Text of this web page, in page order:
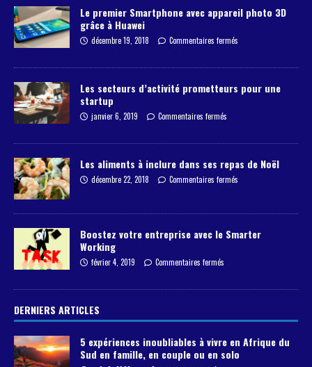
Le premier Smartphone avec appareil photo 3D
grâce à Huawei
décembre 19, 2018 Commentaires fermés
Les secteurs d’activité prometteurs pour une
startup
janvier 6, 2019 Commentaires fermés
Les aliments à inclure dans ses repas de Noël
décembre 22, 2018 Commentaires fermés
Boostez votre entreprise avec le Smarter
Working
février 4, 2019 Commentaires fermés
DERNIERS ARTICLES
5 expériences inoubliables à vivre en Afrique du
Sud en famille, en couple ou en solo